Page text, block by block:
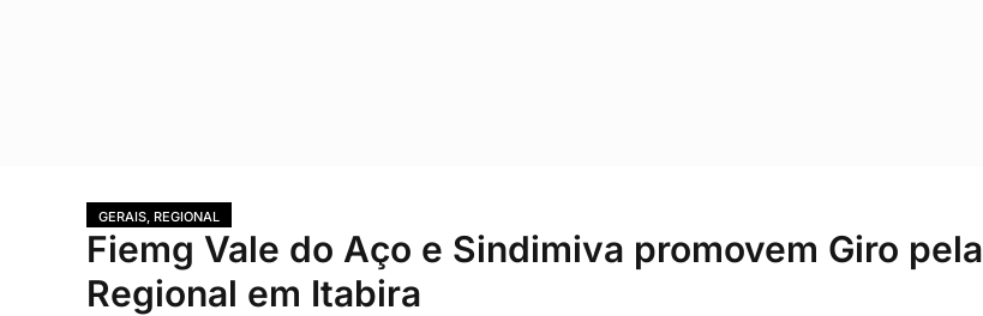
GERAIS, REGIONAL
Fiemg Vale do Aço e Sindimiva promovem Giro pela
Regional em Itabira